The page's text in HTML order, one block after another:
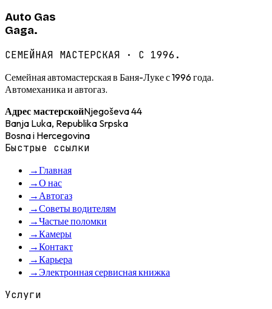
Auto Gas
Gaga.
СЕМЕЙНАЯ МАСТЕРСКАЯ · С 1996.
Семейная автомастерская в Баня-Луке с 1996 года.
Автомеханика и автогаз.
Адрес мастерскойNjegoševa 44
Banja Luka, Republika Srpska
Bosna i Hercegovina
Быстрые ссылки
→Главная
→О нас
→Автогаз
→Советы водителям
→Частые поломки
→Камеры
→Контакт
→Карьера
→Электронная сервисная книжка
Услуги